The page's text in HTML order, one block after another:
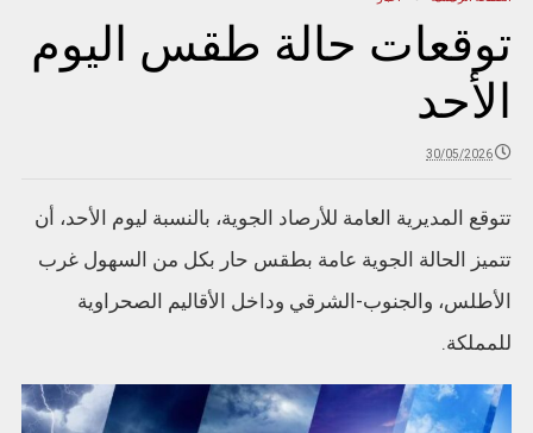
توقعات حالة طقس اليوم
الأحد
30/05/2026
تتوقع المديرية العامة للأرصاد الجوية، بالنسبة ليوم الأحد، أن
تتميز الحالة الجوية عامة بطقس حار بكل من السهول غرب
الأطلس، والجنوب-الشرقي وداخل الأقاليم الصحراوية
للمملكة.